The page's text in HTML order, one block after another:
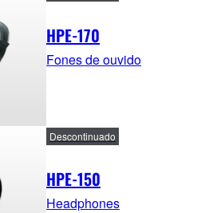
HPE-170
Fones de ouvido
HPE-150
Descontinuado
Headphones